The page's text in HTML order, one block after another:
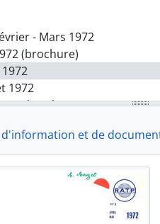
- Mars 1972
(brochure)
1972
(brochure)
- Décembre 1972
et de